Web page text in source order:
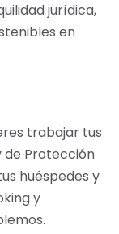
jurídica,
en
trabajar tus
de Protección
huéspedes y
y